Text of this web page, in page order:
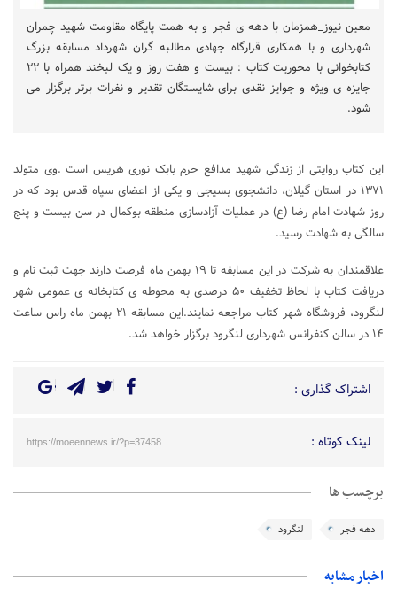
معین نیوز_همزمان با دهه ی فجر و به همت پایگاه مقاومت شهید چمران
شهرداری و با همکاری قرارگاه جهادی مطالبه گران شهرداد مسابقه بزرگ
کتابخوانی با محوریت کتاب : بیست و هفت روز و یک لبخند همراه با ۲۲
جایزه ی ویژه و جوایز نقدی برای شایستگان تقدیر و نفرات برتر برگزار می
شود.
این کتاب روایتی از زندگی شهید مدافع حرم بابک نوری هریس است .وی متولد
۱۳۷۱ در استان گیلان، دانشجوی بسیجی و یکی از اعضای سپاه قدس بود که در
روز شهادت امام رضا (ع) در عملیات آزادسازی منطقه بوکمال در سن بیست و پنج
سالگی به شهادت رسید.
علاقمندان به شرکت در این مسابقه تا ۱۹ بهمن ماه فرصت دارند جهت ثبت نام و
دریافت کتاب با لحاظ تخفیف ۵۰ درصدی به محوطه ی کتابخانه ی عمومی شهر
لنگرود، فروشگاه شهر کتاب مراجعه نمایند.این مسابقه ۲۱ بهمن ماه راس ساعت
۱۴ در سالن کنفرانس شهرداری لنگرود برگزار خواهد شد.
اشتراک گذاری :
لینک کوتاه : https://moeennews.ir/?p=37458
برچسب ها
دهه فجر لنگرود
اخبار مشابه